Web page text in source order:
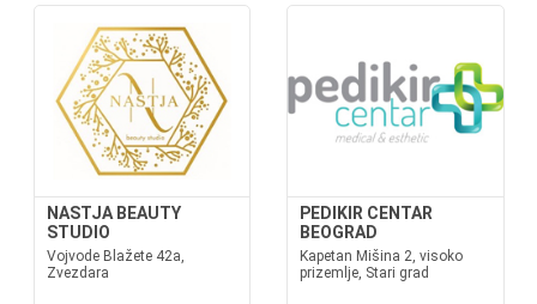
NASTJA BEAUTY
STUDIO
Vojvode Blažete 42a,
Zvezdara
PEDIKIR CENTAR
BEOGRAD
Kapetan Mišina 2, visoko
prizemlje, Stari grad